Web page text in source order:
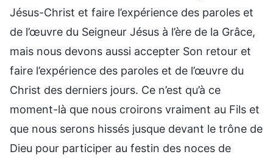
Jésus-Christ et faire l’expérience des paroles et
de l’œuvre du Seigneur Jésus à l’ère de la Grâce,
mais nous devons aussi accepter Son retour et
faire l’expérience des paroles et de l’œuvre du
Christ des derniers jours. Ce n’est qu’à ce
moment-là que nous croirons vraiment au Fils et
que nous serons hissés jusque devant le trône de
Dieu pour participer au festin des noces de